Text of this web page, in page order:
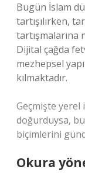
Bugün İslam
tartışılırken,
tartışmalarına
Dijital çağda
mezhepsel
kılmaktadır.
Geçmişte yerel
doğurduysa,
biçimlerini
Okura